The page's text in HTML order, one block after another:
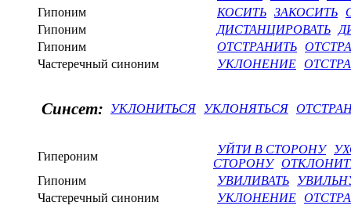
Гипоним
КОСИТЬ ЗАКОСИТЬ
Гипоним
ДИСТАНЦИРОВАТЬ
Гипоним
ОТСТРАНИТЬ
Частеречный синоним
УКЛОНЕНИЕ
Синсет: УКЛОНИТЬСЯ УКЛОНЯТЬСЯ
Гипероним
УЙТИ В СТОРОНУ
СТОРОНУ
Гипоним
УВИЛИВАТЬ
Частеречный синоним
УКЛОНЕНИЕ